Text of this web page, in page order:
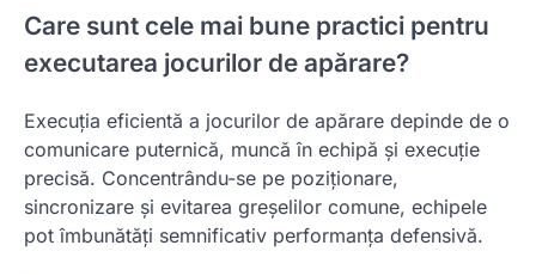
Care sunt cele mai bune practici pentru
executarea jocurilor de apărare?
Execuția eficientă a jocurilor de apărare depinde de o
comunicare puternică, muncă în echipă și execuție
precisă. Concentrându-se pe poziționare,
sincronizare și evitarea greșelilor comune, echipele
pot îmbunătăți semnificativ performanța defensivă.